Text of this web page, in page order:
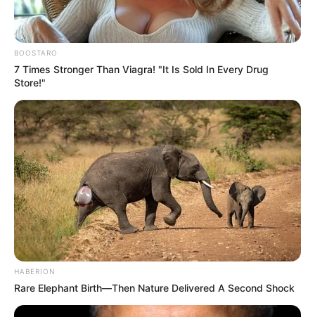
BOOSTARO
7 Times Stronger Than Viagra! "It Is Sold In Every Drug
Store!"
HABERION
Rare Elephant Birth—Then Nature Delivered A Second Shock